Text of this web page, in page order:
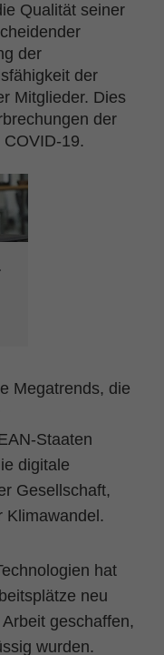
Qualität seiner
der
der
Mitglieder. Dies
der
19.
Megatrends, die
Staaten
digitale
Gesellschaft,
Klimawandel.
hat
neu
geschaffen,
wurden.